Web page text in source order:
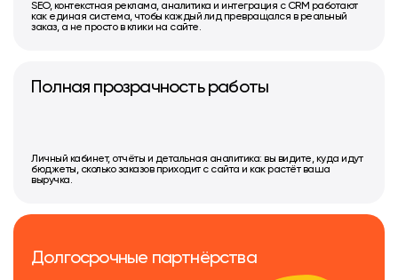
SEO, контекстная реклама, аналитика и интеграция с CRM работают
как единая система, чтобы каждый лид превращался в реальный
заказ, а не просто в клики на сайте.
Полная прозрачность работы
Личный кабинет, отчёты и детальная аналитика: вы видите, куда идут
бюджеты, сколько заказов приходит с сайта и как растёт ваша
выручка.
Долгосрочные партнёрства